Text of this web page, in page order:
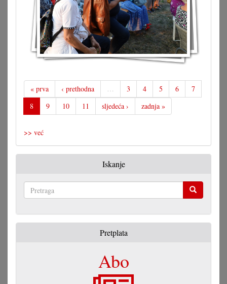
« prva ‹ prethodna … 3 4 5 6
7
8
9 10 11 sljedeća › zadnja »
>> već
Iskanje
Pretplata
Abo